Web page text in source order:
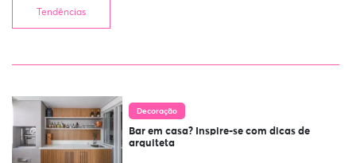
Tendências
Decoração
Bar em casa? Inspire-se com dicas de
arquiteta